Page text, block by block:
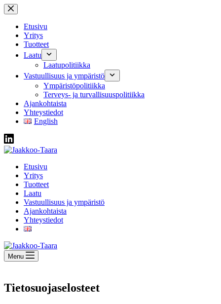
Skip
to
contentEtusivu
Yritys
Tuotteet
Laatu
Laatupolitiikka
Vastuullisuus ja ympäristö
Ympäristöpolitiikka
Terveys- ja turvallisuuspolitiikka
Ajankohtaista
Yhteystiedot
English
Etusivu
Yritys
Tuotteet
Laatu
Vastuullisuus ja ympäristö
Ajankohtaista
Yhteystiedot
Menu
Tietosuojaselosteet